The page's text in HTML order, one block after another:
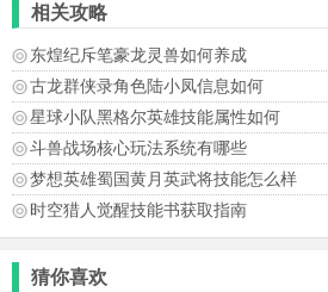
相关攻略
东煌纪斥笔豪龙灵兽如何养成
古龙群侠录角色陆小凤信息如何
星球小队黑格尔英雄技能属性如何
斗兽战场核心玩法系统有哪些
梦想英雄蜀国黄月英武将技能怎么样
时空猎人觉醒技能书获取指南
猜你喜欢